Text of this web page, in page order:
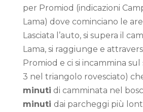
per Promiod (indicazioni
Lama) dove cominciano le
Lasciata l’auto, si supera il
Lama, si raggiunge e
Promiod e ci si incammina sul
3 nel triangolo rovesciato)
minuti di camminata nel
minuti dai parcheggi più